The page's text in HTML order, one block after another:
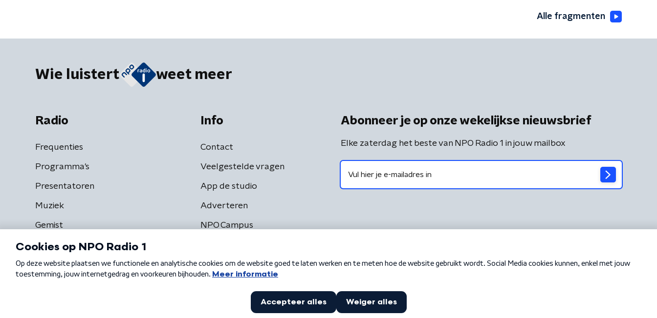
Alle fragmenten
Wie luistert weet meer
Radio
Frequenties
Programma's
Presentatoren
Muziek
Gemist
Info
Contact
Veelgestelde vragen
App de studio
Adverteren
NPO Campus
Abonneer je op onze wekelijkse nieuwsbrief
Elke zaterdag het beste van NPO Radio 1 in jouw mailbox
Algemene voorwaarden Privacybeleid